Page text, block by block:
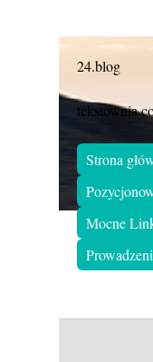
24.blog
Strona
Mocne